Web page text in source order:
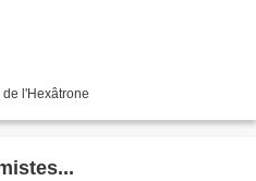
de l'Hexâtrone